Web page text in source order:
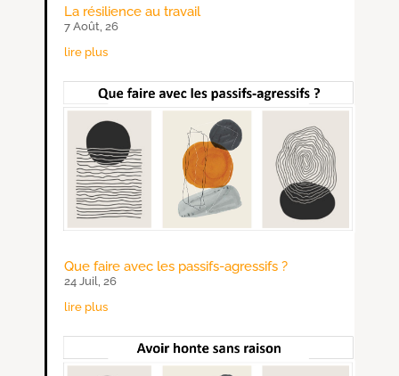
La résilience au travail
7 Août, 26
lire plus
Que faire avec les passifs-agressifs ?
24 Juil, 26
lire plus